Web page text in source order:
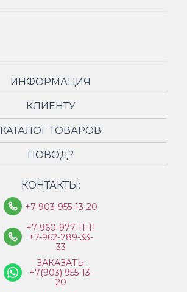
ИНФОРМАЦИЯ
КЛИЕНТУ
КАТАЛОГ ТОВАРОВ
ПОВОД?
КОНТАКТЫ:
+7-903-955-13-20
+7-960-977-11-11
+7-962-789-33-
33
ЗАКАЗАТЬ:
+7(903) 955-13-
20